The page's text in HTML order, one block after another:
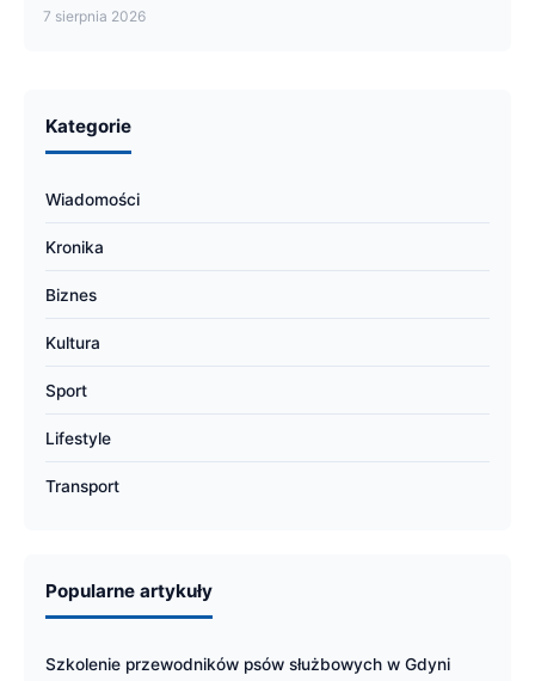
7 sierpnia 2026
Kategorie
Wiadomości
Kronika
Biznes
Kultura
Sport
Lifestyle
Transport
Popularne artykuły
Szkolenie przewodników psów służbowych w Gdyni